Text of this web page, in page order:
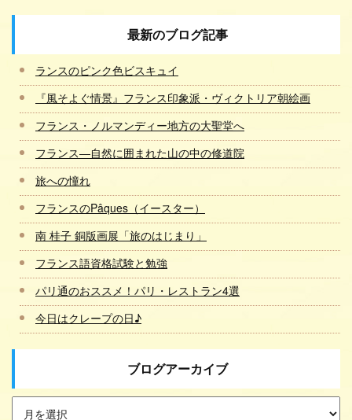
最新のブログ記事
ランスのピンク色ビスキュイ
『風そよぐ情景』フランス印象派・ヴィクトリア朝絵画
フランス・ノルマンディー地方の大聖堂へ
フランス―自然に囲まれた山の中の修道院
旅への憧れ
フランスのPâques（イースター）
南 桂子 銅版画展「旅のはじまり」
フランス語資格試験と勉強
パリ通のおススメ！パリ・レストラン4選
今日はクレープの日♪
ブログアーカイブ